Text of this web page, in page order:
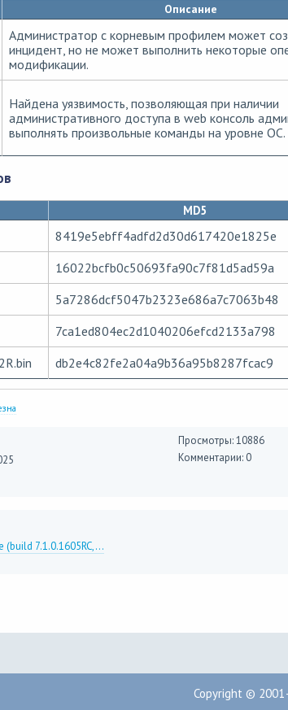
Описание
Администратор c корневым профилем может
инцидент, но не может выполнить некоторые
модификации.
Найдена уязвимость, позволяющая при наличии
административного доступа в web консоль
выполнять произвольные команды на уровне ОС.
MD5
8419e5ebff4adfd2d30d617420e1825e
16022bcfb0c50693fa90c7f81d5ad59a
5a7286dcf5047b2323e686a7c7063b48
7ca1ed804ec2d1040206efcd2133a798
db2e4c82fe2a04a9b36a95b8287fcac9
Просмотры: 10886
Комментарии: 0
(build 7.1.0.1605RC,...
Copyright ©